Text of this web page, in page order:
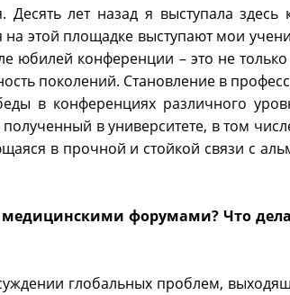
лет назад я выступала здесь
этой площадке выступают мои
юбилей конференции – это не
поколений. Становление в
в конференциях различного
в университете, в том
в прочной и стойкой связи с
форумами? Что
глобальных проблем,